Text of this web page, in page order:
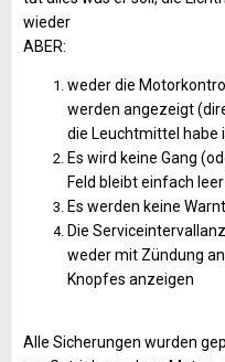
wieder
ABER:
weder die
werden angezeigt
die Leuchtmittel habe
Es wird keine Gang
Feld bleibt einfach leer
Es werden keine
Die
weder mit Zündung
Knopfes anzeigen
Alle Sicherungen wurden